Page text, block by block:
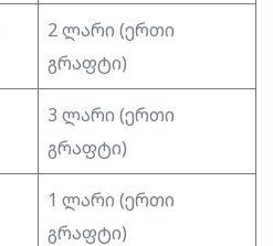
2 ლარი (ერთი
გრაფტი)
3 ლარი (ერთი
გრაფტი)
1 ლარი (ერთი
გრაფტი)